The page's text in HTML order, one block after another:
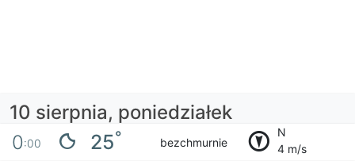
10 sierpnia, poniedziałek
0:00 25° bezchmurnie
N
4 m/s